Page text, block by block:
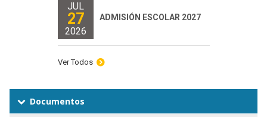
JUL
27
2026
ADMISIÓN ESCOLAR 2027
Ver Todos
Documentos